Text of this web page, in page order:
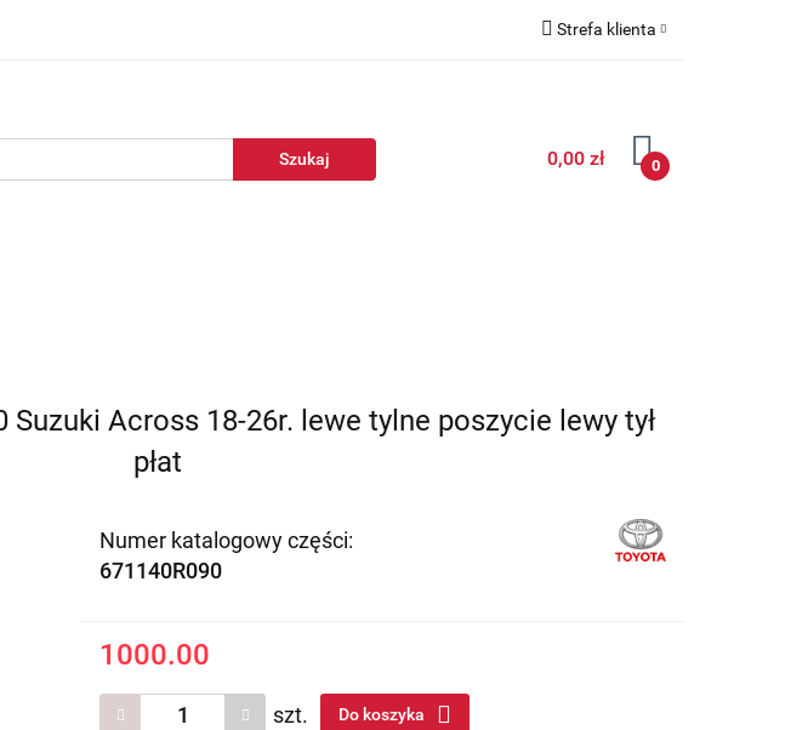
Strefa klienta
Dodaj zgłoszenie
0,00 zł 0
Suzuki Across 18-26r. lewe tylne poszycie lewy tył
płat
Numer katalogowy części:
671140R090
1000.00
szt. Do koszyka